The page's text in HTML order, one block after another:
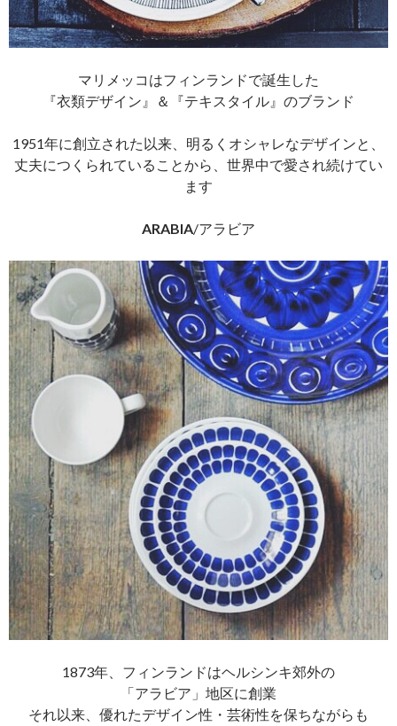
マリメッコはフィンランドで誕生した
『衣類デザイン』＆『テキスタイル』のブランド
1951年に創立された以来、明るくオシャレなデザインと、
丈夫につくられていることから、世界中で愛され続けてい
ます
ARABIA/アラビア
1873年、フィンランドはヘルシンキ郊外の
「アラビア」地区に創業
それ以来、優れたデザイン性・芸術性を保ちながらも